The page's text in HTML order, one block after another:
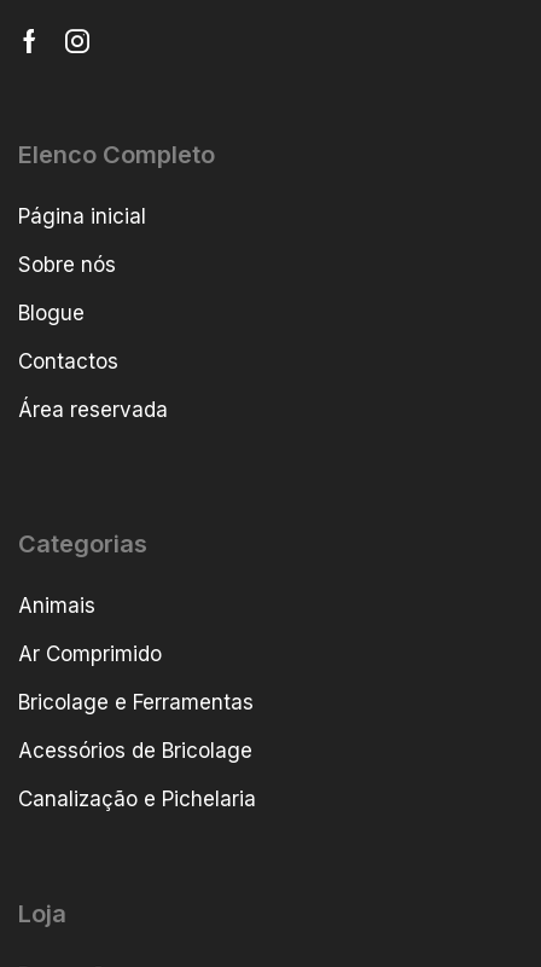
Elenco Completo
Página inicial
Sobre nós
Blogue
Contactos
Área reservada
Categorias
Animais
Ar Comprimido
Bricolage e Ferramentas
Acessórios de Bricolage
Canalização e Pichelaria
Loja